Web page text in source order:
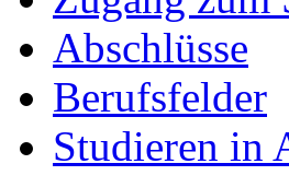
Abschlüsse
Berufsfelder
Studieren in